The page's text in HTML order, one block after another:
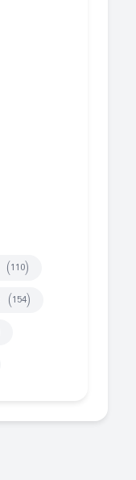
(110)
(154)